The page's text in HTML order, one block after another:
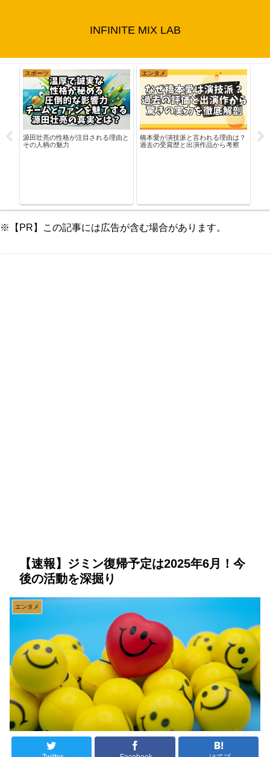
INFINITE MIX LAB
与
スポーツ
源田壮亮の性格が注目される理由と
その人柄の魅力
エンタメ
橋本愛が演技派と言われる理由は？
過去の受賞歴と出演作品から考察
岡
※【PR】この記事には広告が含む場合があります。
【速報】ジミン復帰予定は2025年6月！今
後の活動を深掘り
エンタメ